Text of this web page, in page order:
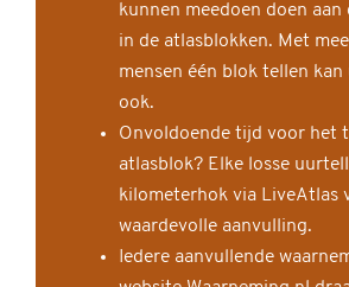
kunnen meedoen doen aan
in de atlasblokken. Met
mensen één blok tellen
ook.
Onvoldoende tijd voor het
atlasblok? Elke losse
kilometerhok via LiveAtlas
waardevolle aanvulling.
Iedere aanvullende